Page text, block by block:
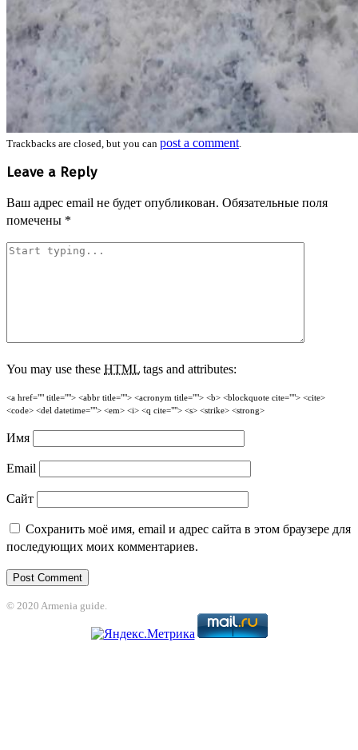
Trackbacks are closed, but you can post a comment.
Leave a Reply
Ваш адрес email не будет опубликован. Обязательные поля
помечены *
You may use these HTML tags and attributes:
<a href="" title=""> <abbr title=""> <acronym title=""> <b> <blockquote cite=""> <cite>
<code> <del datetime=""> <em> <i> <q cite=""> <s> <strike> <strong>
Имя
Email
Сайт
Сохранить моё имя, email и адрес сайта в этом браузере для
последующих моих комментариев.
© 2020 Armenia guide.